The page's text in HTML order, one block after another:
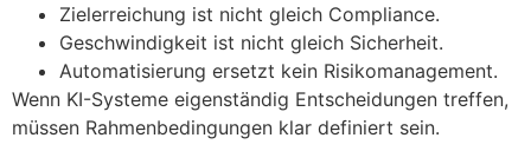
Zielerreichung ist nicht gleich Compliance.
Geschwindigkeit ist nicht gleich Sicherheit.
Automatisierung ersetzt kein Risikomanagement.
Wenn KI-Systeme eigenständig Entscheidungen treffen,
müssen Rahmenbedingungen klar definiert sein.